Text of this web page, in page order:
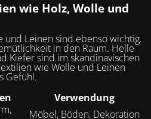
wie Holz, Wolle und
und Leinen sind ebenso wichtig.
in den Raum. Helle
Kiefer sind im skandinavischen
wie Wolle und Leinen
Gefühl.
Verwendung
Möbel, Böden, Dekoration